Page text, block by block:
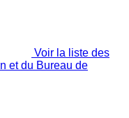
Voir la liste des
et du Bureau de